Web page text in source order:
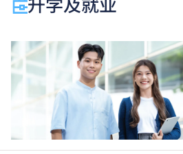
目）。2024年及以前之其他语
香港中学文凭考试科目成绩达
级」。 2025年或以后之法语
力水平达A2或以上、日语达
II, 3级或以上，均被接受为一
一。2026年起，乌尔都语成绩
受。详情请按 此处。
升学及就业